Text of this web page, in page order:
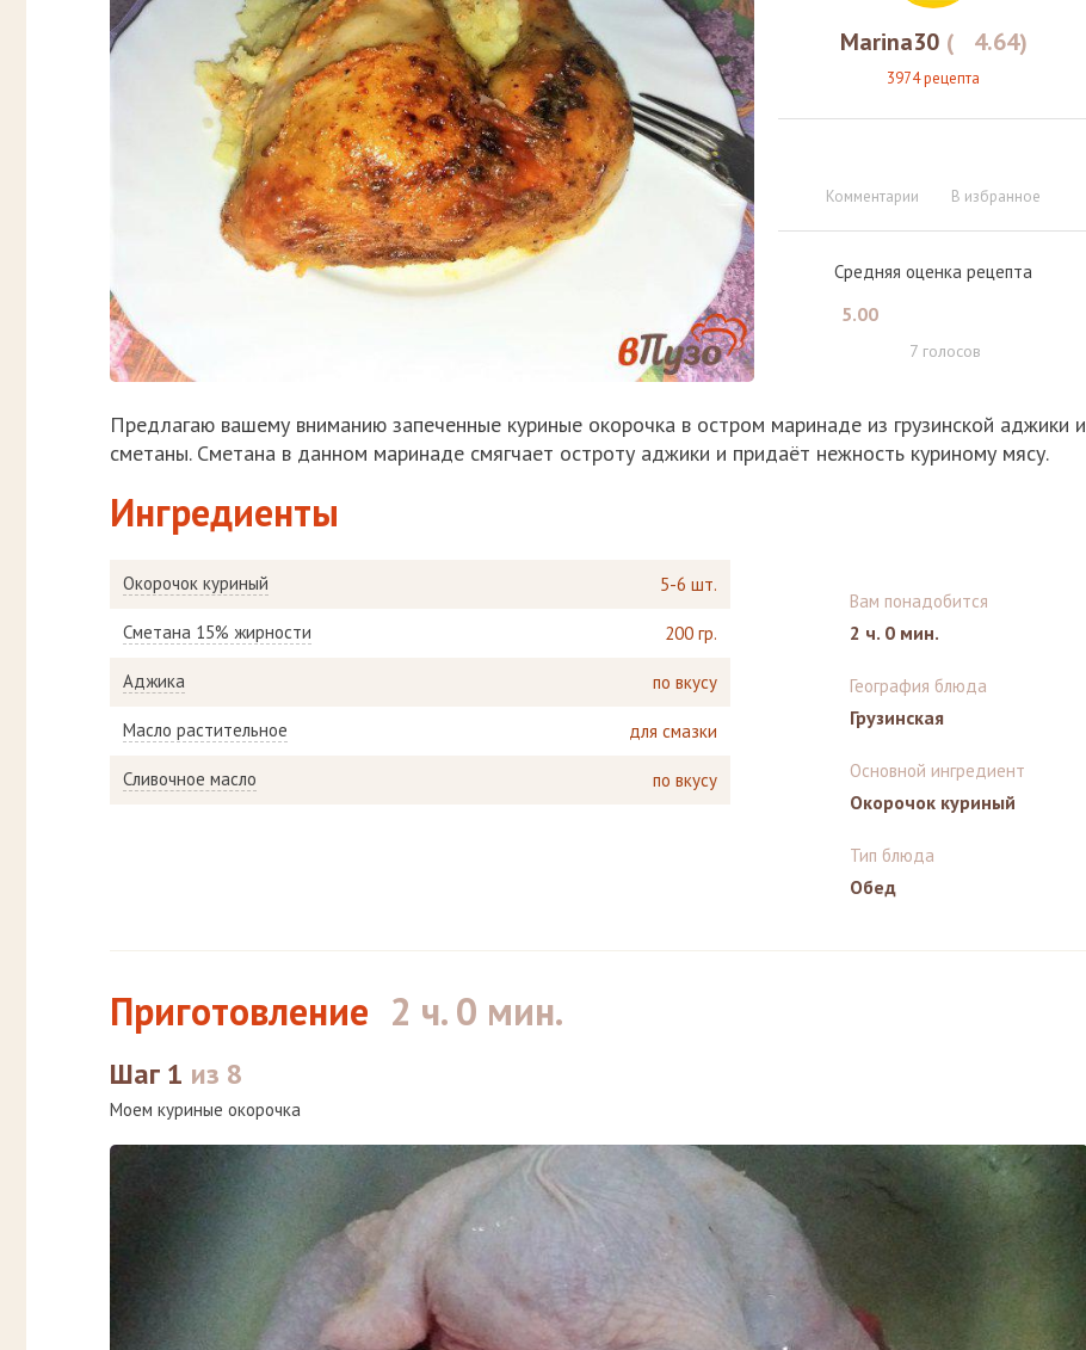
Marina30 ( 4.64)
3974 рецепта
Комментарии В избранное
Средняя оценка рецепта
5.00
7 голосов
Предлагаю вашему вниманию запеченные куриные окорочка в остром маринаде из грузинской аджики и
сметаны. Сметана в данном маринаде смягчает остроту аджики и придаёт нежность куриному мясу.
Ингредиенты
Окорочок куриный 5-6 шт.
Сметана 15% жирности 200 гр.
Аджика по вкусу
Масло растительное для смазки
Сливочное масло по вкусу
Вам понадобится
2 ч. 0 мин.
География блюда
Грузинская
Основной ингредиент
Окорочок куриный
Тип блюда
Обед
Приготовление 2 ч. 0 мин.
Шаг 1 из 8
Моем куриные окорочка